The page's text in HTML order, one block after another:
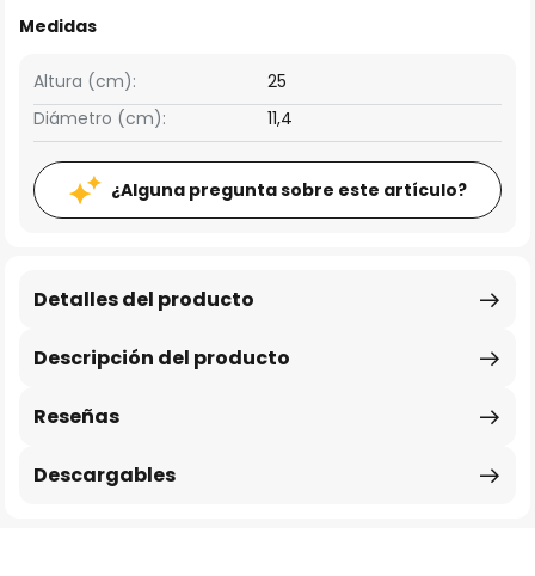
Medidas
Altura (cm):
25
Diámetro (cm):
11,4
¿Alguna pregunta sobre este artículo?
Descripción del producto
Detalles del producto
Reseñas
Descargables